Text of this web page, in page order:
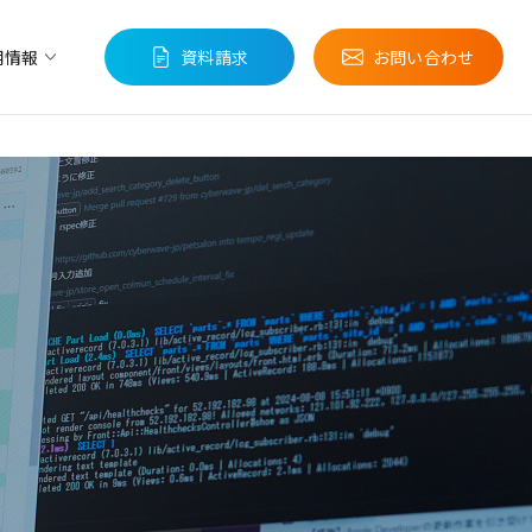
ーブストーリー
報 資料請求 お問い合わせ